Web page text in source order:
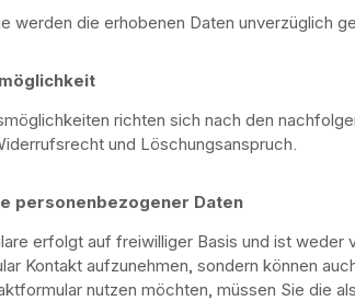
werden die erhobenen Daten unverzüglich
richten sich nach den
und Löschungsanspruch.
personenbezogener Daten
erfolgt auf freiwilliger Basis und ist
Kontakt aufzunehmen, sondern können
nutzen möchten, müssen Sie die